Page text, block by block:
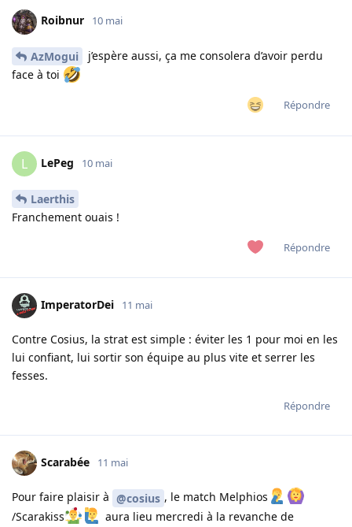
Roibnur 10 mai
AzMogui
j’espère aussi, ça me consolera d’avoir perdu
face à toi
Répondre
L LePeg 10 mai
Laerthis
Franchement ouais !
Répondre
ImperatorDei 11 mai
Contre Cosius, la strat est simple : éviter les 1 pour moi en les
lui confiant, lui sortir son équipe au plus vite et serrer les
fesses.
Répondre
Scarabée 11 mai
Pour faire plaisir à @cosius , le match Melphios
/Scarakiss
aura lieu mercredi à la revanche de